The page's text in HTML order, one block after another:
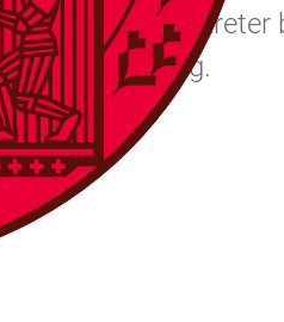
und
zur Verfügung.